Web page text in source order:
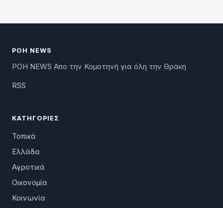
ΡΟΗ NEWS
ΡΟΗ NEWS Απο την Κομοτηνή για όλη την Θράκη
RSS
ΚΑΤΗΓΟΡΊΕΣ
Τοπικά
Ελλάδα
Αγροτικά
Οικονομία
Κοινωνία